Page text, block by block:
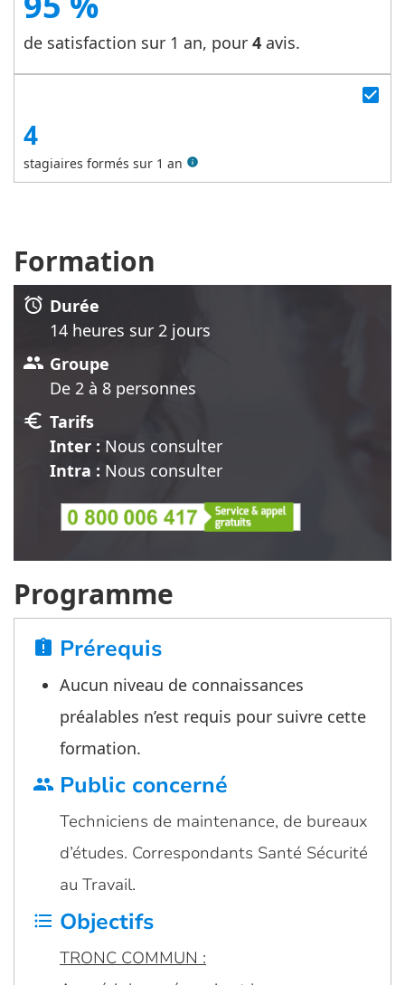
de satisfaction sur 1 an, pour 4 avis.
check_box
4
stagiaires formés sur 1 an info
Formation
alarm Durée
14 heures sur 2 jours
group Groupe
De 2 à 8 personnes
euro Tarifs
Inter : Nous consulter
Intra : Nous consulter
Programme
assignment_late Prérequis
Aucun niveau de connaissances
préalables n’est requis pour suivre cette
formation.
group Public concerné
Techniciens de maintenance, de bureaux
d’études. Correspondants Santé Sécurité
au Travail.
format_list_bulleted Objectifs
TRONC COMMUN :